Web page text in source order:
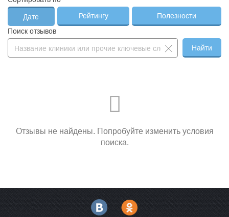
Дате Рейтингу
Полезности
Поиск отзывов
Найти
Отзывы не найдены. Попробуйте изменить условия
поиска.